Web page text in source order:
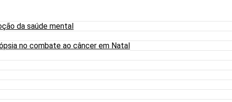
da saúde mental
no combate ao câncer em Natal